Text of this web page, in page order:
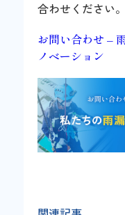
合わせください。
お問い合わせ –
ノベーション